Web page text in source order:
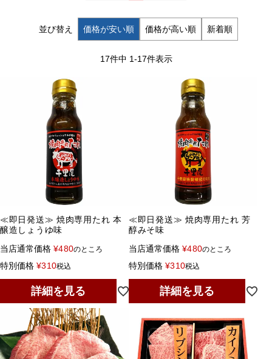
並び替え 価格が安い順 価格が高い順 新着順
17件中 1-17件表示
≪即日発送≫ 焼肉専用たれ 本
醸造しょうゆ味
当店通常価格 ¥480のところ
特別価格 ¥310税込
詳細を見る
≪即日発送≫ 焼肉専用たれ 芳
醇みそ味
当店通常価格 ¥480のところ
特別価格 ¥310税込
詳細を見る